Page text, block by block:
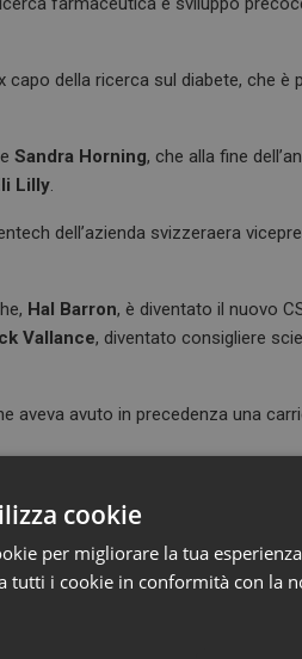
capo della ricerca sul diabete, che è
Sandra Horning, che alla fine
Lilly.
dell’azienda svizzeraera
Hal Barron, è diventato il nuovo
Vallance, diventato consigliere
aveva avuto in precedenza una
T.
cookie
per migliorare la tua
tutti i cookie in conformità con la